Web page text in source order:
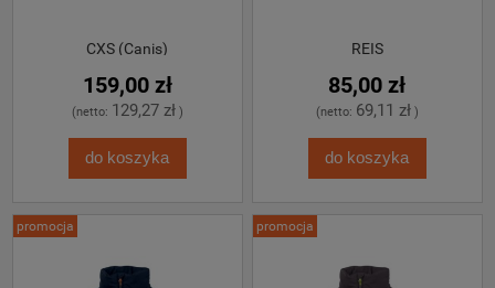
CXS (Canis)
159,00 zł
(netto: 129,27 zł)
do koszyka
REIS
85,00 zł
(netto: 69,11 zł)
do koszyka
promocja promocja